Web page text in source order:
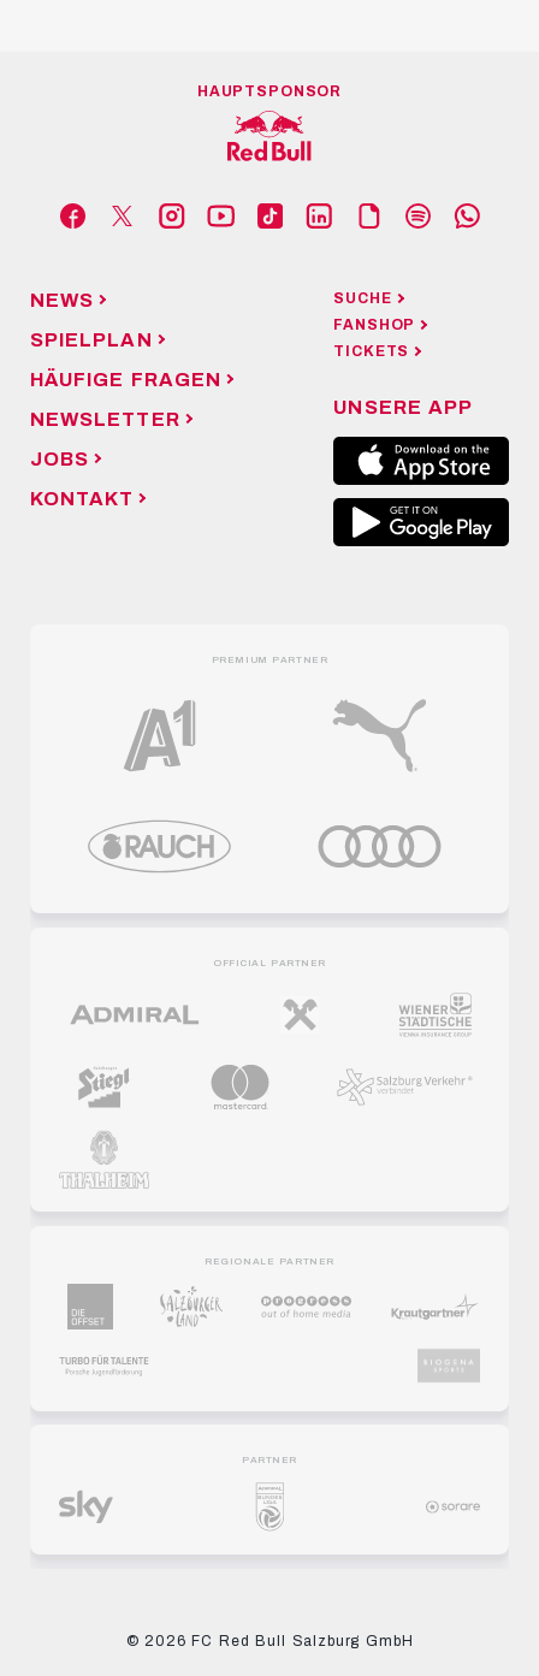
HAUPTSPONSOR
NEWS
SPIELPLAN
HÄUFIGE FRAGEN
NEWSLETTER
JOBS
KONTAKT
SUCHE
FANSHOP
TICKETS
UNSERE APP
PREMIUM PARTNER
OFFICIAL PARTNER
REGIONALE PARTNER
PARTNER
© 2026 FC Red Bull Salzburg GmbH